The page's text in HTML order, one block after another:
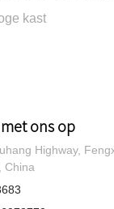
kast
ons op
Highway,
China